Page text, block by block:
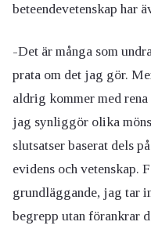
beteendevetenskap har
-Det är många som
prata om det jag gör.
aldrig kommer med
jag synliggör olika
slutsatser baserat dels
evidens och vetenskap.
grundläggande, jag tar
begrepp utan förankrar